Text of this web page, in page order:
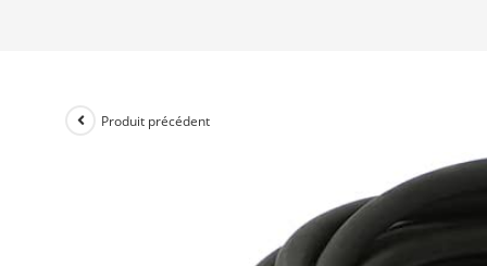
Produit précédent